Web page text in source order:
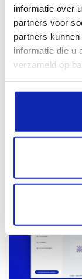
informatie over
partners voor
partners
informatie die u
verzameld op